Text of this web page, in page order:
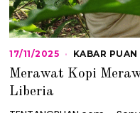
17/11/2025
/
/
KABAR PUAN
Merawat Kopi
Liberia